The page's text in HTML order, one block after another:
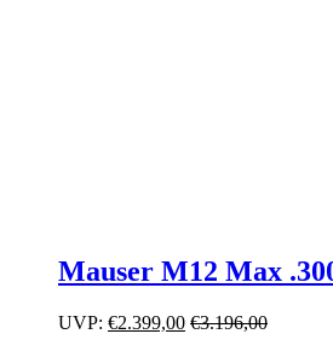
Mauser M12 Max
UVP: €2.399,00 €3.196,00